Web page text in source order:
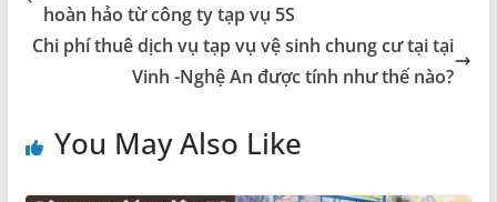
hoàn hảo từ công ty tạp vụ 5S
Chi phí thuê dịch vụ tạp vụ vệ sinh chung cư tại tại
Vinh -Nghệ An được tính như thế nào?
You May Also Like